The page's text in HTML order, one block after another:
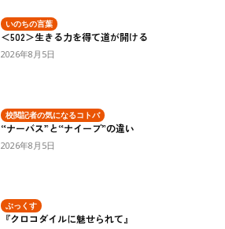
いのちの言葉
＜502＞生きる力を得て道が開ける
2026年8月5日
校閲記者の気になるコトバ
“ナーバス”と“ナイーブ”の違い
2026年8月5日
ぶっくす
『クロコダイルに魅せられて』